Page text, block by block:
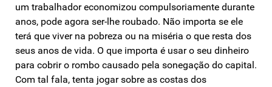
um trabalhador economizou compulsoriamente durante
anos, pode agora ser-lhe roubado. Não importa se ele
terá que viver na pobreza ou na miséria o que resta dos
seus anos de vida. O que importa é usar o seu dinheiro
para cobrir o rombo causado pela sonegação do capital.
Com tal fala, tenta jogar sobre as costas dos